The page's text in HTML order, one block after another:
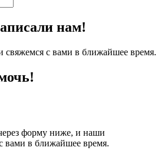
нам!
свяжемся с вами в ближайшее время.
форму ниже, и наши
вами в ближайшее время.